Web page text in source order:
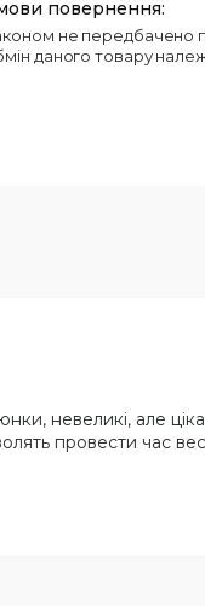
даного товару
невеликі, але
провести час